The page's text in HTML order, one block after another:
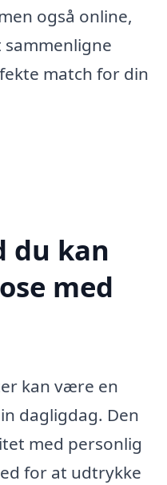
også online,
match for din
du kan
med
kan være en
dagligdag. Den
med personlig
for at udtrykke